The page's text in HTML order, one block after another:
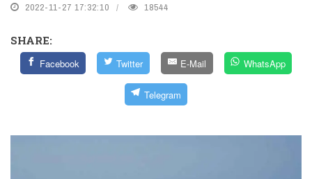
2022-11-27 17:32:10 18544
SHARE:
Facebook Twitter E-Mail WhatsApp
Telegram